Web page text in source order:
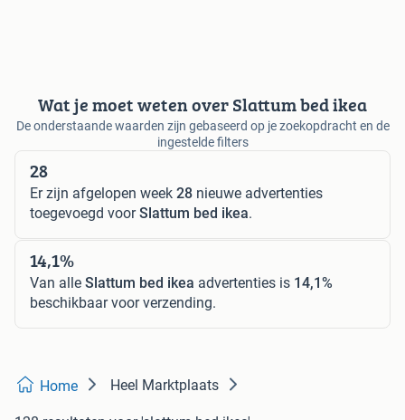
Wat je moet weten over Slattum bed ikea
De onderstaande waarden zijn gebaseerd op je zoekopdracht en de
ingestelde filters
28
Er zijn afgelopen week 28 nieuwe advertenties
toegevoegd voorSlattum bed ikea.
14,1%
Van alle Slattum bed ikea advertenties is 14,1%
beschikbaar voor verzending.
Home Heel Marktplaats